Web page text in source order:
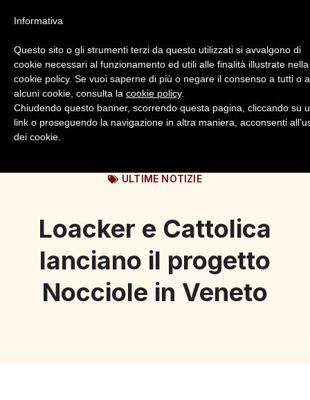
Login Registrazione
ULTIME NOTIZIE
Loacker e Cattolica
lanciano il progetto
Nocciole in Veneto
Informativa
Questo sito o gli strumenti terzi da questo utilizzati si avvalgono di
cookie necessari al funzionamento ed utili alle finalità illustrate nella
cookie policy. Se vuoi saperne di più o negare il consenso a tutti o
alcuni cookie, consulta la cookie policy.
Chiudendo questo banner, scorrendo questa pagina, cliccando su
link o proseguendo la navigazione in altra maniera, acconsenti
dei cookie.